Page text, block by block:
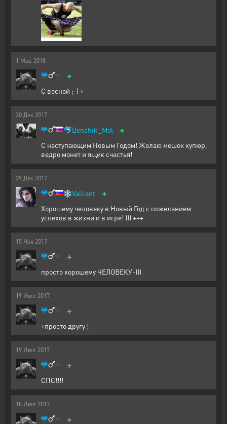
1 Мар 2018
+
С весной ;-) +
30 Дек 2017
🐬Denchik_Mol +
С наступающим Новым Годом! Желаю мешок купюр,
ведро монет и ящик счастья!
29 Дек 2017
❄️Valliant +
Хорошему человеку в Новый Год с пожеланием
успехов в жизни и в игре! ))) +++
15 Ноя 2017
+
просто хорошему ЧЕЛОВЕКУ-)))
19 Июл 2017
+
+просто другу !
19 Июл 2017
+
СПС!!!!
18 Июл 2017
+